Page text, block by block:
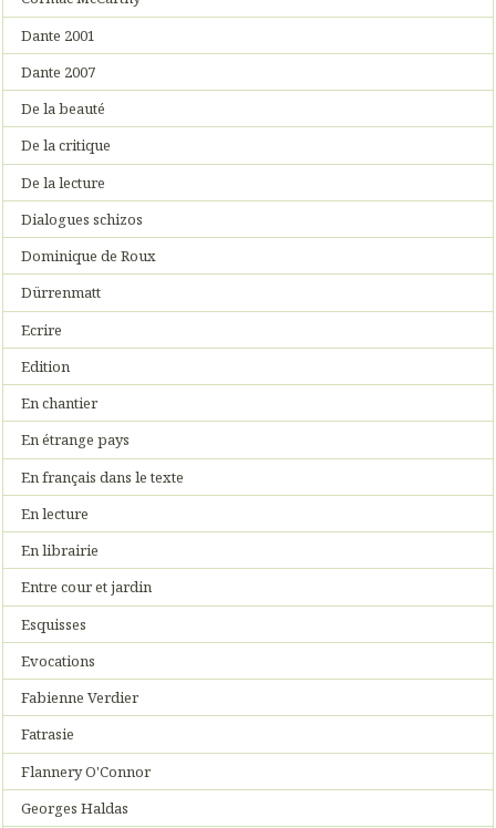
Dante 2001
Dante 2007
De la beauté
De la critique
De la lecture
Dialogues schizos
Dominique de Roux
Dürrenmatt
Ecrire
Edition
En chantier
En étrange pays
En français dans le texte
En lecture
En librairie
Entre cour et jardin
Esquisses
Evocations
Fabienne Verdier
Fatrasie
Flannery O'Connor
Georges Haldas